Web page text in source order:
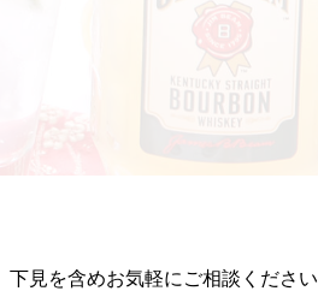
見を含めお気軽にご相談ください